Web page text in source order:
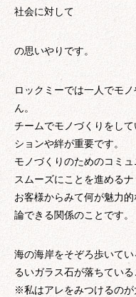
社会に対して
の思いやりです。
ロックミーでは一人でモ
ん。
チームでモノづくりをし
ションや絆が重要です。
モノづくりのためのコミ
スムーズにことを進める
お客様からみて何が魅力
論できる関係のことです。
海の海岸をそぞろ歩いて
るいガラス石が落ちている
※私はアレをみつけるの